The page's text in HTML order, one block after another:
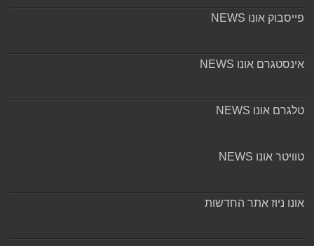
פייסבוק אונו NEWS
אינסטגרם אונו NEWS
טלגרם אונו NEWS
טוויטר אונו NEWS
אונו ניוז אתר החדשות